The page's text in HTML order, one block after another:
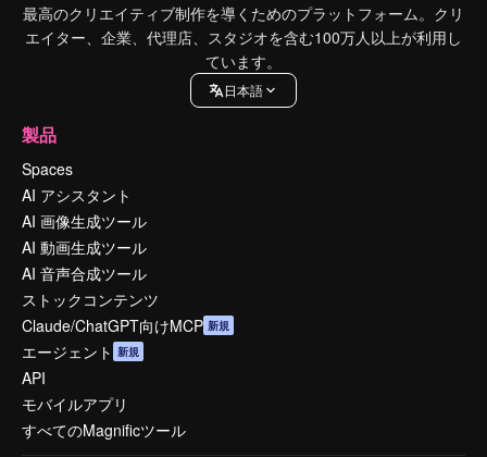
最高のクリエイティブ制作を導くためのプラットフォーム。クリ
エイター、企業、代理店、スタジオを含む100万人以上が利用し
ています。
日本語
製品
Spaces
AI アシスタント
AI 画像生成ツール
AI 動画生成ツール
AI 音声合成ツール
ストックコンテンツ
Claude/ChatGPT向けMCP 新規
エージェント 新規
API
モバイルアプリ
すべてのMagnificツール